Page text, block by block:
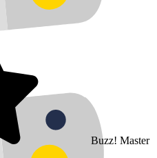
Buzz! Master